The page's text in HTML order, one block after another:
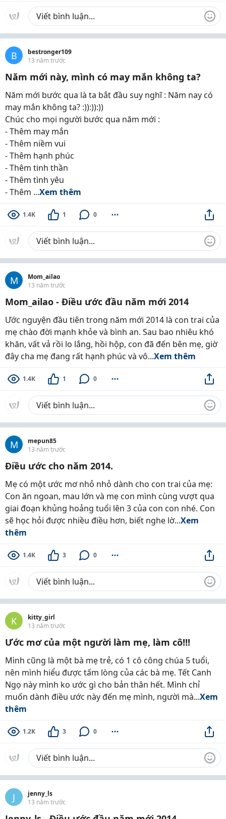
B
bestronger109
13 năm trước
Năm mới này, mình có may mắn không ta?
Năm mới bước qua là ta bắt đầu suy nghĩ : Năm nay có
may mắn không ta? :)):)):))
Chúc cho mọi người bước qua năm mới :
- Thêm may mắn
- Thêm niềm vui
- Thêm hạnh phúc
- Thêm tinh thần
- Thêm tình yêu
- Thêm ...Xem thêm
1.4K 1 0
M
Mom_ailao
13 năm trước
Mom_ailao - Điều ước đầu năm mới 2014
Ước nguyện đầu tiên trong năm mới 2014 là con trai của
mẹ chào đời mạnh khỏe và bình an. Sau bao nhiêu khó
khăn, vất vả rồi lo lắng, hồi hộp, con đã đến bên mẹ, giờ
đây cha mẹ đang rất hạnh phúc và vô...Xem thêm
1.4K 1 0
M
mepun85
13 năm trước
Điều ước cho năm 2014.
Mẹ có một ước mơ nhỏ nhỏ dành cho con trai của mẹ:
Con ăn ngoan, mau lớn và mẹ con mình cùng vượt qua
giai đoạn khủng hoảng tuổi lên 3 của con con nhé. Con
sẽ học hỏi được nhiều điều hơn, biết nghe lờ...Xem
thêm
1.4K 3 0
K
kitty_girl
13 năm trước
Ước mơ của một người làm mẹ, làm cô!!!
Mình cũng là một bà mẹ trẻ, có 1 cô công chúa 5 tuổi,
nên mình hiểu được tấm lòng của các bà mẹ. Tết Canh
Ngọ này mình ko ước gì cho bản thân hết. Mình chỉ
muốn dành điều ước này đến mẹ mình, người mà...Xem
thêm
1.2K 3 0
J
jenny_ls
13 năm trước